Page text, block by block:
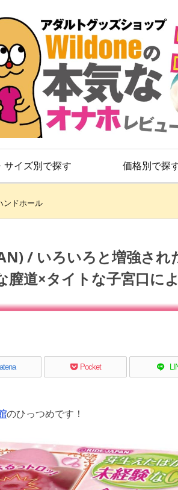
サイズ別で探す 価格別で探
ンドホール
/ いろいろと増強され
膣道×タイトな子宮口に
Pocket
のひっつめです！